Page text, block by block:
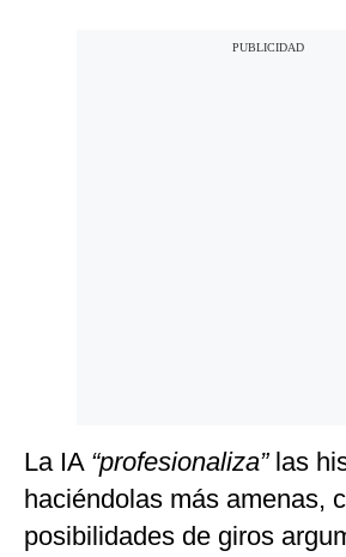
La IA “profesionaliza”las
haciéndolas más amenas,
posibilidades de giros